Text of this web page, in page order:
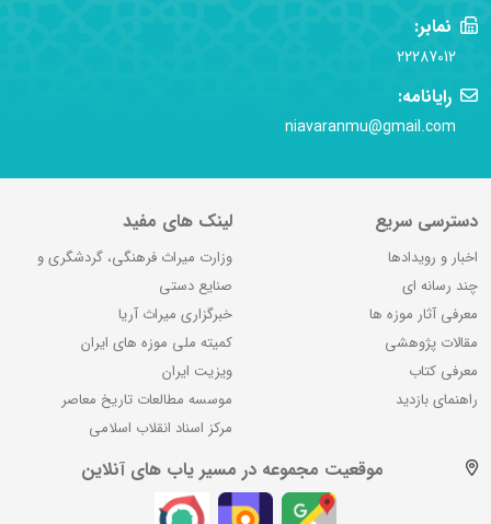
نمابر:
22287012
رایانامه:
niavaranmu@gmail.com
دسترسی سریع
اخبار و رویدادها
چند رسانه ای
معرفی آثار موزه ها
مقالات پژوهشی
معرفی کتاب
راهنمای بازدید
لینک های مفید
وزارت میراث فرهنگی، گردشگری و
صنایع دستی
خبرگزاری میراث آریا
کمیته ملی موزه های ایران
ویزیت ایران
موسسه مطالعات تاریخ معاصر
مرکز اسناد انقلاب اسلامی
موقعیت مجموعه در مسیر یاب های آنلاین